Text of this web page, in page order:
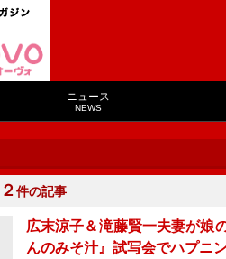
ニュース
NEWS
２件の記事
広末涼子＆滝藤賢一夫妻が
んのみそ汁』試写会でハプニ